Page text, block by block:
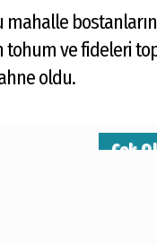
ve fideleri
oldu.
Çok